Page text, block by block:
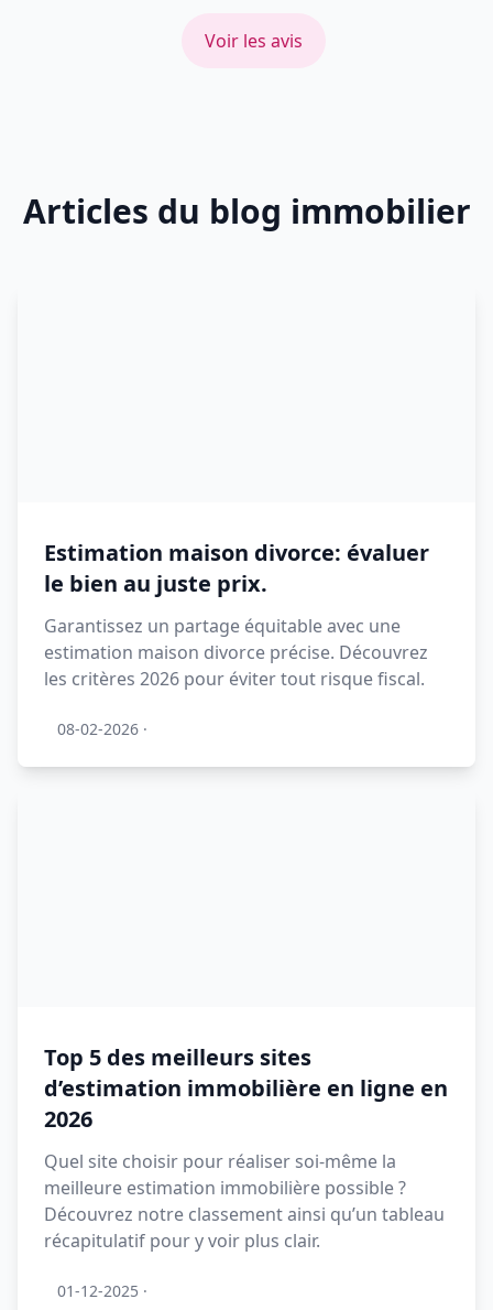
Voir les avis
Articles du blog immobilier
Estimation maison divorce: évaluer
le bien au juste prix.
Garantissez un partage équitable avec une
estimation maison divorce précise. Découvrez
les critères 2026 pour éviter tout risque fiscal.
08-02-2026 ·
Top 5 des meilleurs sites
d’estimation immobilière en ligne en
2026
Quel site choisir pour réaliser soi-même la
meilleure estimation immobilière possible ?
Découvrez notre classement ainsi qu’un tableau
récapitulatif pour y voir plus clair.
01-12-2025 ·